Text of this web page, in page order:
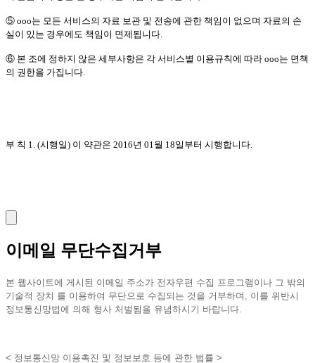
⑤ ooo는 모든 서비스의 자료 보관 및 전송에 관한 책임이 없으며 자료의 손
실이 있는 경우에도 책임이 면제됩니다.
⑥ 본 조에 정하지 않은 세부사항은 각 서비스별 이용규칙에 따라 ooo는 면책
의 권한을 가집니다.
부 칙 1. (시행일) 이 약관은 2016년 01월 18일부터 시행합니다.
이메일 무단수집거부
본 웹사이트에 게시된 이메일 주소가 전자우편 수집 프로그램이나 그 밖의
기술적 장치 를 이용하여 무단으로 수집되는 것을 거부하며, 이를 위반시
정보통신망법에 의해 형사 처벌됨을 유념하시기 바랍니다.
< 정보통신망 이용촉진 및 정보보호 등에 관한 법률 >